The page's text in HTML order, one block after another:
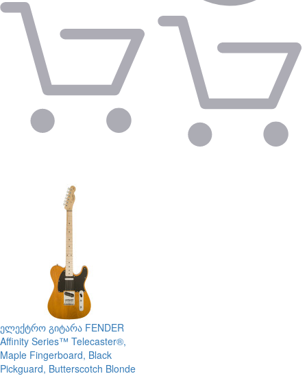
ელექტრო გიტარა FENDER
Affinity Series™ Telecaster®,
Maple Fingerboard, Black
Pickguard, Butterscotch Blonde